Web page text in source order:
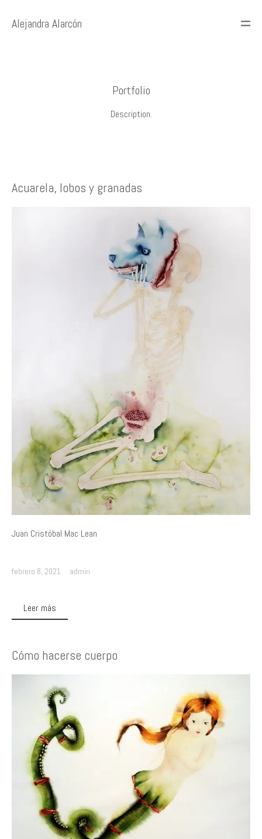
Alejandra Alarcón
Portfolio
Description.
Acuarela, lobos y granadas
Juan Cristóbal Mac Lean
febrero 8, 2021 admin
Leer más
Cómo hacerse cuerpo